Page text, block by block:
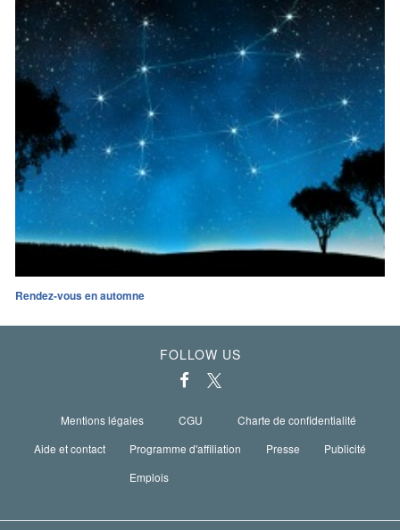
Rendez-vous en automne
FOLLOW US
Mentions légales CGU
Charte de confidentialité
Aide et contact
Programme d'affiliation Presse
Publicité
Emplois